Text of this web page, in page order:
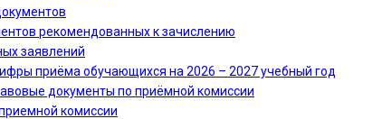
рекомендованных к зачислению
заявлений
приёма обучающихся на 2026 – 2027 учебный год
документы по приёмной комиссии
комиссии